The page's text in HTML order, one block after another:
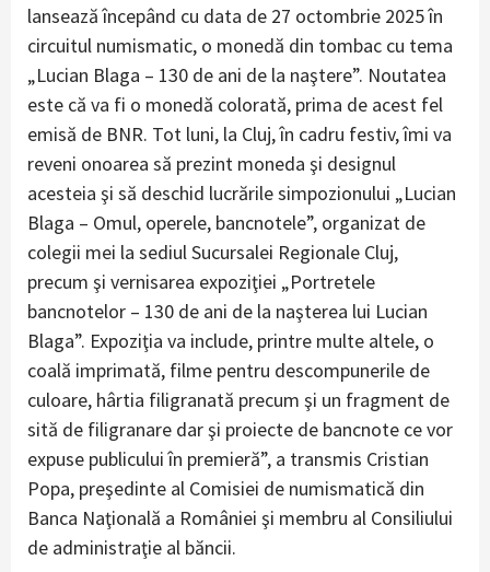
lansează începând cu data de 27 octombrie 2025 în
circuitul numismatic, o monedă din tombac cu tema
„Lucian Blaga – 130 de ani de la naştere”. Noutatea
este că va fi o monedă colorată, prima de acest fel
emisă de BNR. Tot luni, la Cluj, în cadru festiv, îmi va
reveni onoarea să prezint moneda şi designul
acesteia şi să deschid lucrările simpozionului „Lucian
Blaga – Omul, operele, bancnotele”, organizat de
colegii mei la sediul Sucursalei Regionale Cluj,
precum şi vernisarea expoziţiei „Portretele
bancnotelor – 130 de ani de la naşterea lui Lucian
Blaga”. Expoziţia va include, printre multe altele, o
coală imprimată, filme pentru descompunerile de
culoare, hârtia filigranată precum şi un fragment de
sită de filigranare dar şi proiecte de bancnote ce vor
expuse publicului în premieră”, a transmis Cristian
Popa, preşedinte al Comisiei de numismatică din
Banca Naţională a României şi membru al Consiliului
de administraţie al băncii.